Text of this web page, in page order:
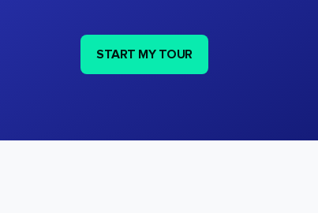
START MY TOUR